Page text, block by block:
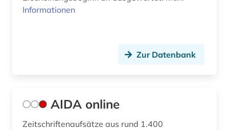
einsprachiges wörterbuch (1)
Informationen
Zur Datenbank
AIDA online
Zeitschriftenaufsätze aus rund 1.400